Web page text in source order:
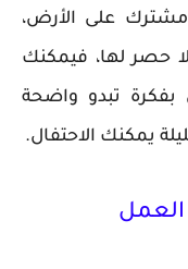
مشترك على الأرض،
حصر لها، فيمكنك
بفكرة تبدو واضحة
يمكنك الاحتفال.
العمل